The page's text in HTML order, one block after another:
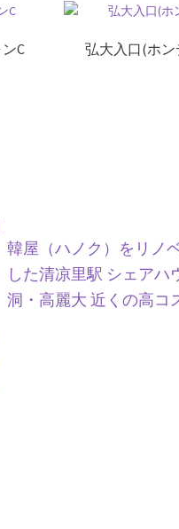
C 弘大入口(ホ
韓屋（ハノク）をリノ
した清凉里駅 シェアハ
洞・高麗大 近くの高コ